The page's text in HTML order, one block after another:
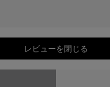
レビューを閉じる